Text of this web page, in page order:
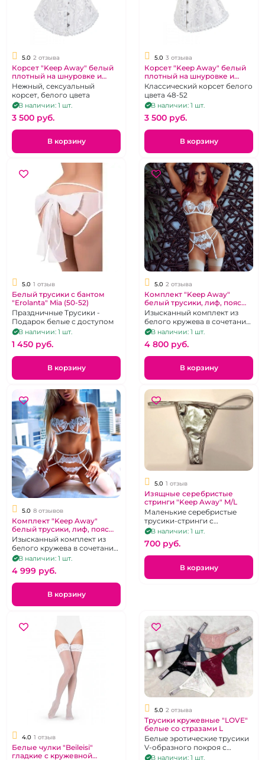
5.0 2 отзыва
Корсет "Keep Away" белый
плотный на шнуровке и
стринги размер S 40
Нежный, сексуальный
корсет, белого цвета
В наличии: 1 шт.
3 500 pуб.
В корзину
5.0 3 отзыва
Корсет "Keep Away" белый
плотный на шнуровке и
стринги размер 3XL 50
Классический корсет белого
цвета 48-52
В наличии: 1 шт.
3 500 pуб.
В корзину
5.0 1 отзыв
Белый трусики с бантом
"Erolanta" Mia (50-52)
Праздничные Трусики -
Подарок белые с доступом
В наличии: 1 шт.
1 450 pуб.
В корзину
5.0 2 отзыва
Комплект "Keep Away"
белый трусики, лиф, пояс
для чулок размер XL
Изысканный комплект из
белого кружева в сочетании
с микросеточкой. р.44-46
В наличии: 1 шт.
4 800 pуб.
В корзину
5.0 8 отзывов
Комплект "Keep Away"
белый трусики, лиф, пояс
для чулок размер 3XL
Изысканный комплект из
белого кружева в сочетании
с микросеточкой. р. 50-52
В наличии: 1 шт.
4 999 pуб.
В корзину
5.0 1 отзыв
Изящные серебристые
стринги "Keep Away" M/L
Маленькие серебристые
трусики-стринги с
покрытием металлик р 44-48
В наличии: 1 шт.
700 pуб.
В корзину
4.0 1 отзыв
Белые чулки "Beileisi"
гладкие с кружевной
5.0 2 отзыва
Трусики кружевные "LOVE"
белые со стразами L
Белые эротические трусики
V-образного покроя с
декором из страз. Размер 46-
В наличии: 1 шт.